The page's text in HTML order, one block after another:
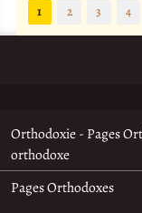
1
2 3 4
Orthodoxie - Pages
orthodoxe
Pages Orthodoxes